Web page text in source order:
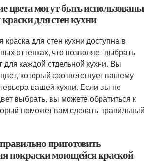
цвета могут быть использованы
для стен кухни
для стен кухни доступна в
оттенках, что позволяет выбрать
для каждой отдельной кухни. Вы
который соответствует вашему
вашей кухни. Если вы не
выбрать, вы можете обратиться к
поможет вам сделать правильный
приготовить
покраски моющейся краской